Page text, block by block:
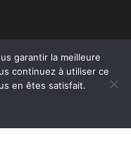
garantir la meilleure
continuez à utiliser ce
en êtes satisfait.